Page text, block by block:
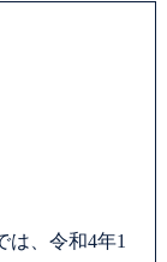
は、令和4年1